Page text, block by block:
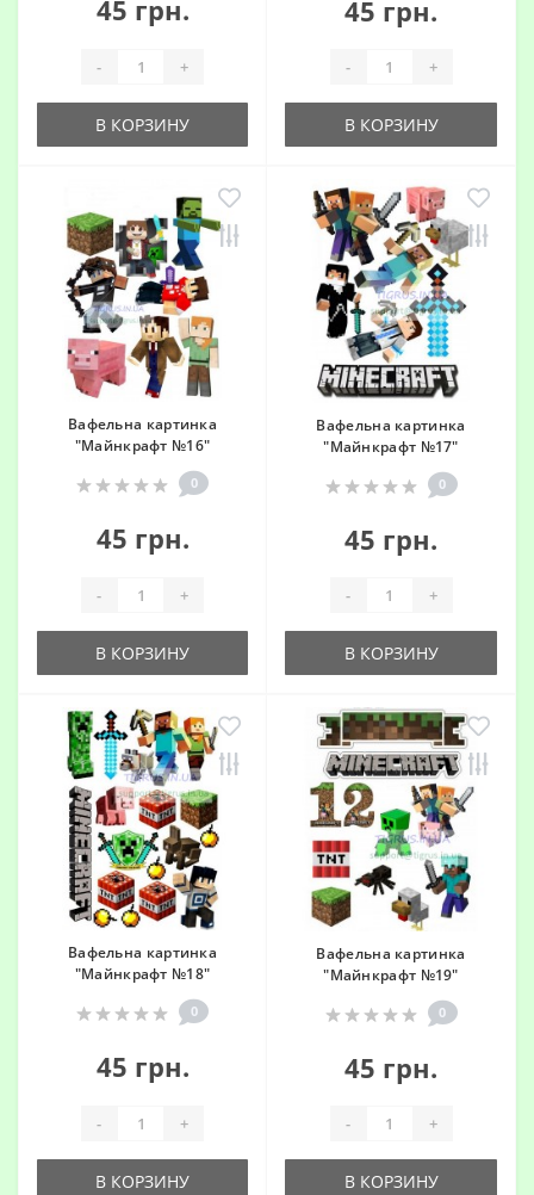
45 грн.
- +
В КОРЗИНУ
45 грн.
- +
В КОРЗИНУ
Вафельна картинка
"Майнкрафт №16"
0
45 грн.
- +
В КОРЗИНУ
Вафельна картинка
"Майнкрафт №17"
0
45 грн.
- +
В КОРЗИНУ
Вафельна картинка
"Майнкрафт №18"
0
45 грн.
- +
В КОРЗИНУ
Вафельна картинка
"Майнкрафт №19"
0
45 грн.
- +
В КОРЗИНУ